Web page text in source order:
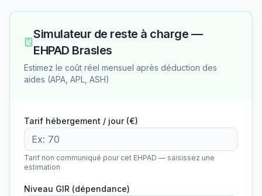
Simulateur de reste à charge —
EHPAD Brasles
Estimez le coût réel mensuel après déduction des
aides (APA, APL, ASH)
Tarif hébergement / jour (€)
Tarif non communiqué pour cet EHPAD — saisissez une
estimation
Niveau GIR (dépendance)